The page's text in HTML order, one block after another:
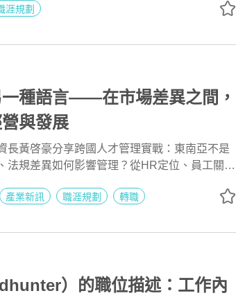
」的弱勢猛虎，他建議護城河三力：「親和
」有效帶領團隊達成任務。三大護城河必須
涯規劃
種語言——在市場差異之間，
與發展
長黃啓豪分享跨國人才管理實戰：東南亞不是
法規差異如何影響管理？從HR定位、員工關係
產業新訊 職涯規劃 轉職
）的職位描述：工作內